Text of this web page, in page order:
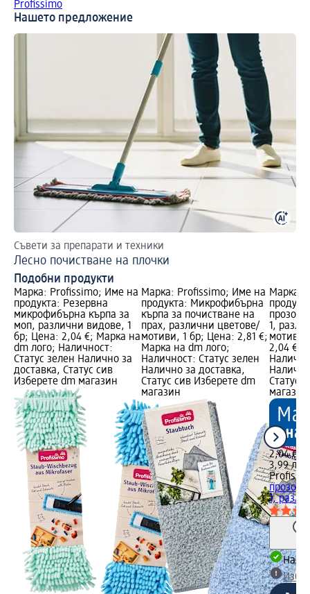
Profissimo
Нашето предложение
Съвети за препарати и техники
Лесно почистване на плочки
Подобни продукти
Марка: Profissimo; Име на
продукта: Резервна
микрофибърна кърпа за
моп, различни видове, 1
бр; Цена: 2,04 €; Марка на
dm лого; Наличност:
Статус зелен Налично за
доставка, Статус сив
Изберете dm магазин
Марка: Profissimo; Име на
продукта: Микрофибърна
кърпа за почистване на
прах, различни цветове/
мотиви, 1 бр; Цена: 2,81 €;
Марка на dm лого;
Наличност: Статус зелен
Налично за доставка,
Статус сив Изберете dm
магазин
Марка:
1,
мотиви,
2,04 €;
Статус
магазин
2,04 €
3,99 лв.
1,